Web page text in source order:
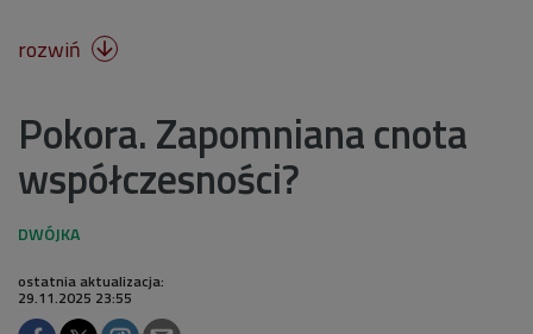
rozwiń 
Pokora. Zapomniana cnota
współczesności?
ostatnia aktualizacja:
29.11.2025 23:55